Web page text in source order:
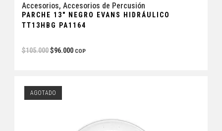
Accesorios, Accesorios de Percusión
PARCHE 13″ NEGRO EVANS HIDRÁULICO
TT13HBG PA1164
$105.000 $96.000 COP
AGOTADO